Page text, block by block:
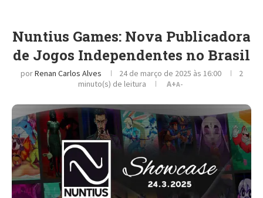
Nuntius Games: Nova Publicadora
de Jogos Independentes no Brasil
porRenan Carlos Alves 24 de março de 2025 às 16:00
2
minuto(s) de leitura
A+A-